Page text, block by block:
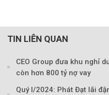
TIN LIÊN QUAN
CEO Group đưa khu nghỉ
còn hơn 800 tỷ nợ vay
Quý I/2024: Phát Đạt lãi